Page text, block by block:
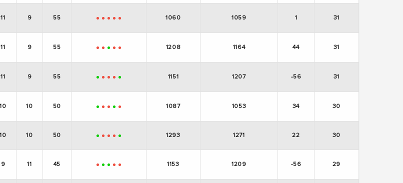
11 9 55 - - - - - 1060 1059 1 31
11 9 55 - - + - - 1208 1164 44 31
11 9 55 + - - - + 1151 1207 -56 31
10 10 50 + - - + - 1087 1053 34 30
10 10 50 + - - - + 1293 1271 22 30
9 11 45 - + + - - 1153 1209 -56 29